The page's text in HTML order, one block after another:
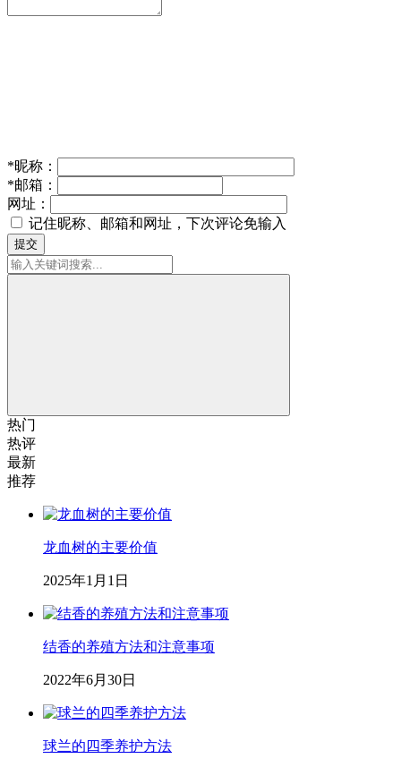
*昵称：
*邮箱：
网址：
记住昵称、邮箱和网址，下次评论免输入
提交
热门
热评
最新
推荐
龙血树的主要价值
2025年1月1日
结香的养殖方法和注意事项
2022年6月30日
球兰的四季养护方法